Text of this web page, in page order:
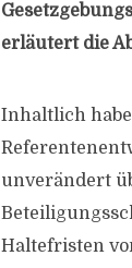
erläutert die
Inhaltlich
unverändert
Haltefristen